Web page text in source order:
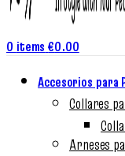
0 items €0.00
Accesorios para
Collares
Arneses